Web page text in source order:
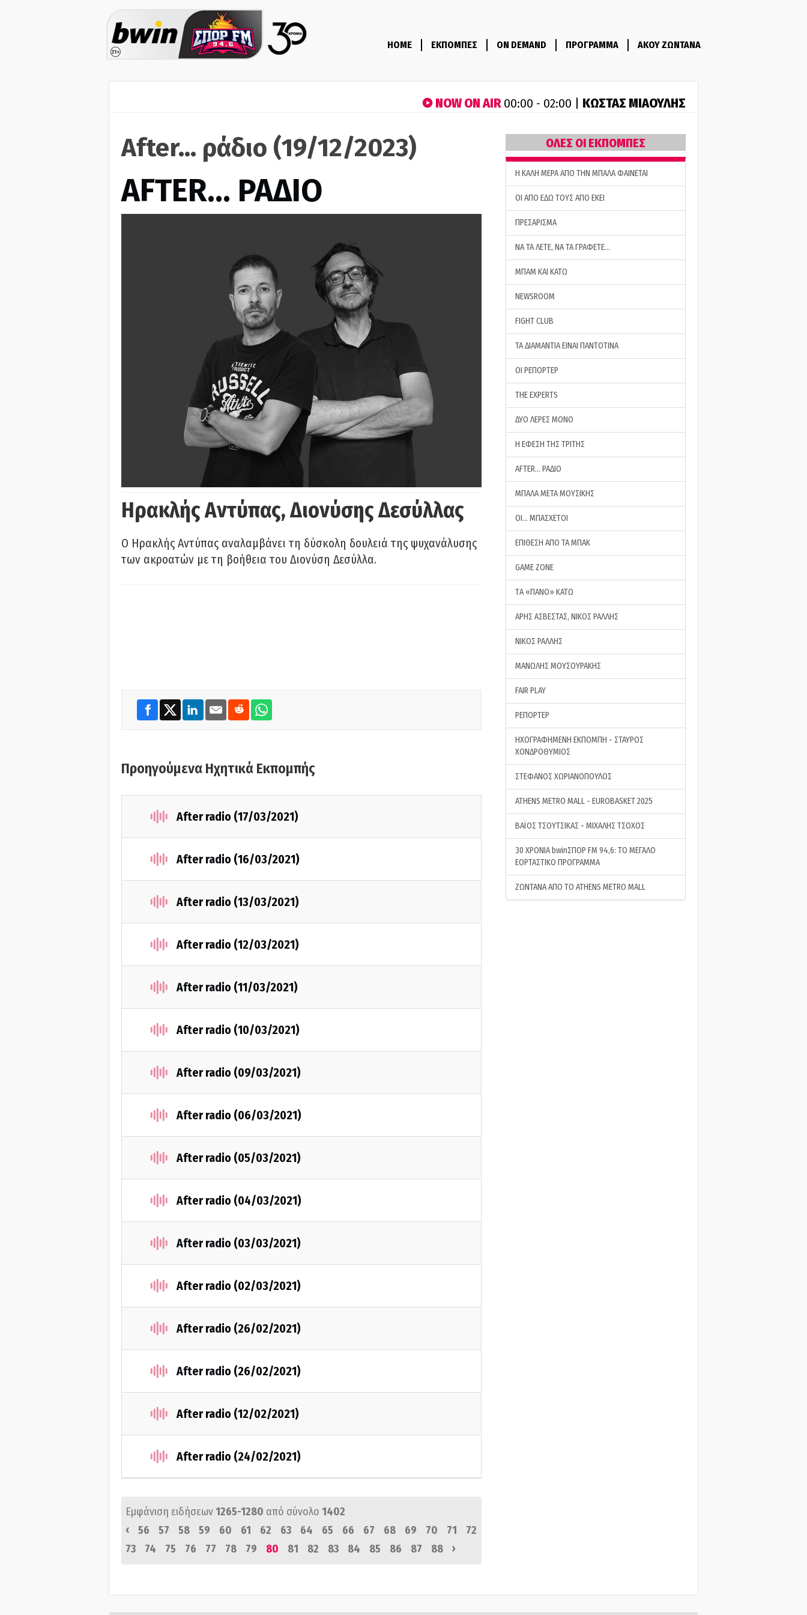
HOME ΕΚΠΟΜΠΕΣ ON DEMAND ΠΡΟΓΡΑΜΜΑ ΑΚΟΥ ΖΩΝΤΑΝΑ
NOW ON AIR00:00 - 02:00 | ΚΩΣΤΑΣ ΜΙΑΟΥΛΗΣ
After... ράδιο (19/12/2023)
AFTER… ΡΑΔΙΟ
Ηρακλής Αντύπας, Διονύσης Δεσύλλας
Ο Ηρακλής Αντύπας αναλαμβάνει τη δύσκολη δουλειά της ψυχανάλυσης
των ακροατών με τη βοήθεια του Διονύση Δεσύλλα.
Προηγούμενα Ηχητικά Εκπομπής
After radio (17/03/2021)
After radio (16/03/2021)
After radio (13/03/2021)
After radio (12/03/2021)
After radio (11/03/2021)
After radio (10/03/2021)
After radio (09/03/2021)
After radio (06/03/2021)
After radio (05/03/2021)
After radio (04/03/2021)
After radio (03/03/2021)
After radio (02/03/2021)
After radio (26/02/2021)
After radio (26/02/2021)
After radio (12/02/2021)
After radio (24/02/2021)
Εμφάνιση ειδήσεων1265-1280 από σύνολο 1402
‹
56 57 58 59 60 61 62 63 64 65 66 67 68 69 70 71
72
73
74 75 76 77 78 79 80 81 82 83 84 85 86 87 88 ›
ΟΛΕΣ ΟΙ ΕΚΠΟΜΠΕΣ
H ΚΑΛΗ ΜΕΡΑ ΑΠΟ ΤΗΝ ΜΠΑΛΑ ΦΑΙΝΕΤΑΙ
ΟΙ ΑΠΟ ΕΔΩ ΤΟΥΣ ΑΠΟ ΕΚΕΙ
ΠΡΕΣΑΡΙΣΜΑ
ΝΑ ΤΑ ΛΕΤΕ, ΝΑ ΤΑ ΓΡΑΦΕΤΕ…
ΜΠΑΜ ΚΑΙ ΚΑΤΩ
NEWSROOM
FIGHT CLUB
ΤΑ ΔΙΑΜΑΝΤΙΑ ΕΙΝΑΙ ΠΑΝΤΟΤΙΝΑ
ΟΙ ΡΕΠΟΡΤΕΡ
THE EXPERTS
ΔΥΟ ΛΕΡΕΣ ΜΟΝΟ
Η ΕΦΕΣΗ ΤΗΣ ΤΡΙΤΗΣ
AFTER… ΡΑΔΙΟ
ΜΠΑΛΑ ΜΕΤΑ ΜΟΥΣΙΚΗΣ
ΟΙ… ΜΠΑΣΧΕΤΟΙ
ΕΠΙΘΕΣΗ ΑΠΟ ΤΑ ΜΠΑΚ
GAME ZONE
ΤA «ΠΑΝΟ» ΚΑΤΩ
ΑΡΗΣ ΑΣΒΕΣΤΑΣ, ΝΙΚΟΣ ΡΑΛΛΗΣ
ΝΙΚΟΣ ΡΑΛΛΗΣ
ΜΑΝΩΛΗΣ ΜΟΥΣΟΥΡΑΚΗΣ
FAIR PLAY
ΡΕΠΟΡΤΕΡ
ΗΧΟΓΡΑΦΗΜΕΝΗ ΕΚΠΟΜΠΗ - ΣΤΑΥΡΟΣ
ΧΟΝΔΡΟΘΥΜΙΟΣ
ΣΤΕΦΑΝΟΣ ΧΩΡΙΑΝΟΠΟΥΛΟΣ
ATHENS METRO MALL - EUROBASKET 2025
ΒΑΪΟΣ ΤΣΟΥΤΣΙΚΑΣ - ΜΙΧΑΛΗΣ ΤΣΟΧΟΣ
30 ΧΡΟΝΙΑ bwinΣΠΟΡ FM 94,6: ΤΟ ΜΕΓΑΛΟ
ΕΟΡΤΑΣΤΙΚΟ ΠΡΟΓΡΑΜΜΑ
ΖΩΝΤΑΝΑ ΑΠΟ ΤΟ ATHENS METRO MALL